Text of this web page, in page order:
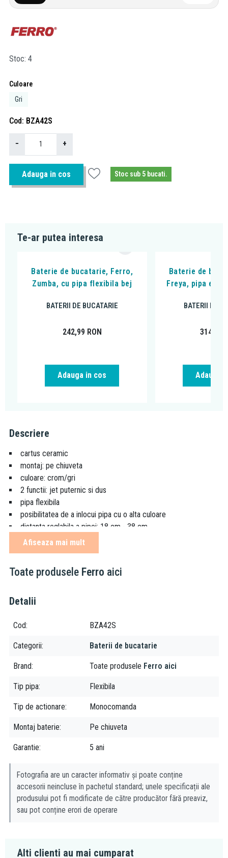
Stoc 4
Culoare
Gri
Cod BZA42S
− +
Adauga in cos Stoc sub 5 bucati.
Te-ar putea interesa
Baterie de bucatarie, Ferro,
Zumba, cu pipa flexibila bej
BATERII DE BUCATARIE
242,99 RON
Adauga in cos
Baterie de
Freya, pipa
BATERII DE
314,99
Adauga
Descriere
cartus ceramic
montaj: pe chiuveta
culoare: crom/gri
2 functii: jet puternic si dus
pipa flexibila
posibilitatea de a inlocui pipa cu o alta culoare
distanta reglabila a pipei: 18 cm - 38 cm
inaltime reglabila a pipei: 29 cm - 44 cm
Pentru a te bucura mai mult de bateriile Ferro recomandăm să
neabrazivi. Iar pentru a evita acumularea de depuneri și murdărie
recomandăm să curățați bateriile în mod regulat.
Despre brand:
Ferro este una dintre cele mai puternice companii producatoare
de accesorii tehnico-sanitare, armaturi si sisteme de incalzire din
sud-estul Europei. Fiind prezenta pe piata de mai bine de 20 de
vizeaza o calitate excelenta, la preturi accesibile tuturor.
Afiseaza mai mult
Toate produsele Ferro aici
Detalii
Cod BZA42S
Categorii Baterii de bucatarie
Brand Toate produsele Ferro aici
Tip pipa Flexibila
Tip de actionare Monocomanda
Montaj baterie Pe chiuveta
Garantie 5 ani
Fotografia are un caracter informativ și poate conține
accesorii neincluse în pachetul standard; unele specificații ale
produsului pot fi modificate de către producător fără preaviz,
sau pot conține erori de operare
Alti clienti au mai cumparat